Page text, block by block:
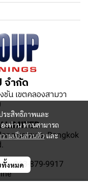
ระสิทธิภาพและ
งท่าน ท่านสามารถ
ามเป็นส่วนตัวและ
งหมด
จำกัด
น เขตคลองสามวา
LIMITED
samwa, Bangkok
: 063-879-9917